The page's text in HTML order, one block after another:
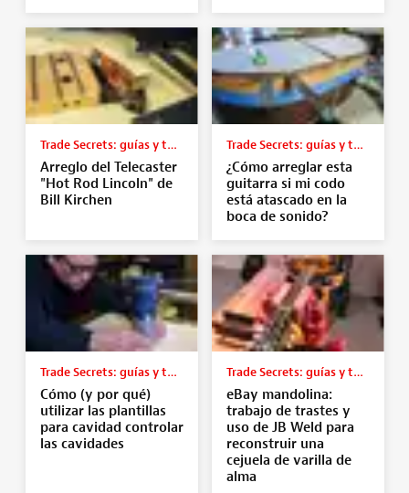
Trade Secrets: guías y tutoriales
Arreglo del Telecaster
"Hot Rod Lincoln" de
Bill Kirchen
Trade Secrets: guías y tutoriales
¿Cómo arreglar esta
guitarra si mi codo
está atascado en la
boca de sonido?
Trade Secrets: guías y tutoriales
Cómo (y por qué)
utilizar las plantillas
para cavidad controlar
las cavidades
Trade Secrets: guías y tutoriales
eBay mandolina:
trabajo de trastes y
uso de JB Weld para
reconstruir una
cejuela de varilla de
alma